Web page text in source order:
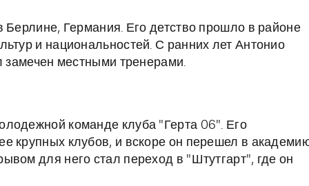
Германия. Его детство прошло в районе
и национальностей. С ранних лет Антонио
замечен местными тренерами.
команде клуба "Герта 06". Его
крупных клубов, и вскоре он перешел в
для него стал переход в "Штутгарт", где он